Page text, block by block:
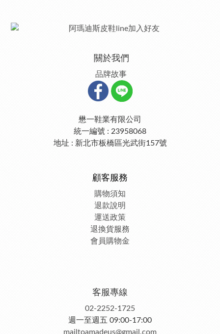
關於我們
品牌故事
懋一鞋業有限公司
統一編號 : 23958068
地址 : 新北市板橋區光武街157號
顧客服務
購物須知
退款說明
運送政策
退換貨服務
會員購物金
客服專線
02-2252-1725
週一至週五 09:00-17:00
mailtoamadeus@gmail.com